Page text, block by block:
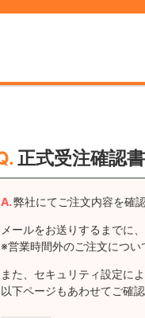
正式受注確認
弊社にてご注文内容を確
メールをお送りするまでに
※営業時間外のご注文につい
また、セキュリティ設定に
以下ページもあわせてご確認